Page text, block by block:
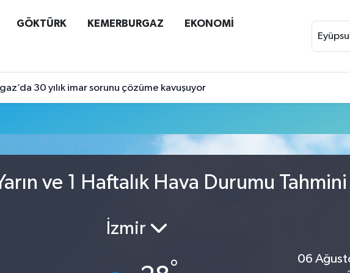
GÖKTÜRK KEMERBURGAZ EKONOMİ
30 yılık imar sorunu çözüme kavuşuyor
ve 1 Haftalık Hava Durumu Tahmini
İzmir
°
06